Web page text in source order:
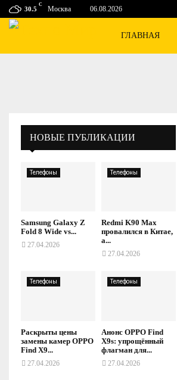
30.5
C
Москва 06.08.2026
ГЛАВНАЯ
НОВЫЕ ПУБЛИКАЦИИ
Телефоны
Samsung Galaxy Z
Fold 8 Wide vs...
27.04.2026
Телефоны
Redmi K90 Max
провалился в Китае,
а...
27.04.2026
Телефоны
Раскрыты цены
замены камер OPPO
Find X9...
27.04.2026
Телефоны
Анонс OPPO Find
X9s: упрощённый
флагман для...
27.04.2026